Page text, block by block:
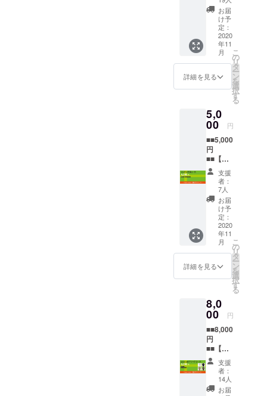
日本とは違
う自由な音
楽感を目の
当たりにし
音楽活動の
道を選ぶ。
パリ、ロン
ンハーゲン
での現地
ミュージ
シャンとの
ライブを経
験。主に
ヨーロッパ
楽、ミニマ
ル音楽的表
し、独自の
解釈でのア
シュ、ノル
ディック
（北欧）、
ジプシー、
クラシック
アレンジ、
ジャズ、オ
ス】 皆
様のご
支援お
待ちし
ていま
す。リ
ターン
を選択
後、次
の画面
きな金
額を上
乗せす
る事が
出来ま
す。 頂
いたご
支援は
活動継
続のた
め、大
切に使
わせて
頂きま
す。 ▶
お礼
メール
して感
謝メッ
セージ
をお送
りしま
す。
お届
け予
定：
2020
年11
月
詳細を見る
こ
の
リ
タ
ー
ン
を
選
択
す
る
5,0
00 円
■■5,000
円
■■【シ
ンプル
応援
コー
ス】 皆
様のご
支援お
待ちし
ていま
す。リ
ターン
を選択
後、次
の画面
きな金
額を上
乗せす
る事が
出来ま
す。 頂
いたご
支援は
活動継
続のた
支援
者：
7人
お届
け予
定：
2020
年11
月
詳細を見る
こ
の
リ
タ
ー
ン
を
選
択
す
る
8,0
00 円
■■8,000
円
■■【「g
ravelwa
lk」T
シャツ
コー
支援
者：
14人
お届